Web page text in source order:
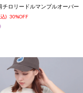
チロリードルマンプルオーバー
) 30%OFF